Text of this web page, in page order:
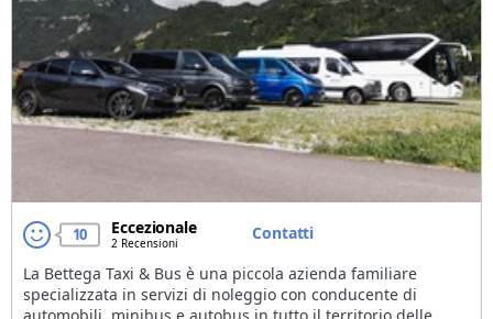
10 Eccezionale
2 Recensioni
Contatti
La Bettega Taxi & Bus è una piccola azienda familiare
specializzata in servizi di noleggio con conducente di